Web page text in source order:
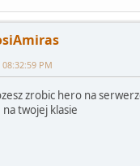
PM
zrobic hero na
twojej klasie